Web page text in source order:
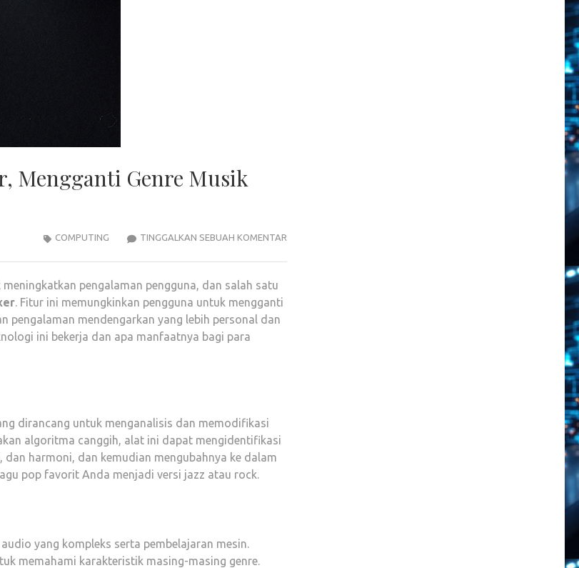
Mengganti Genre Musik
TINGGALKAN SEBUAH KOMENTARYOUTUBE’S
COMPUTING
pengalaman pengguna, dan salah satu
. Fitur ini memungkinkan pengguna untuk mengganti
pengalaman mendengarkan yang lebih personal dan
ini bekerja dan apa manfaatnya bagi para
dirancang untuk menganalisis dan memodifikasi
algoritma canggih, alat ini dapat mengidentifikasi
harmoni, dan kemudian mengubahnya ke dalam
pop favorit Anda menjadi versi jazz atau rock.
yang kompleks serta pembelajaran mesin.
memahami karakteristik masing-masing genre.